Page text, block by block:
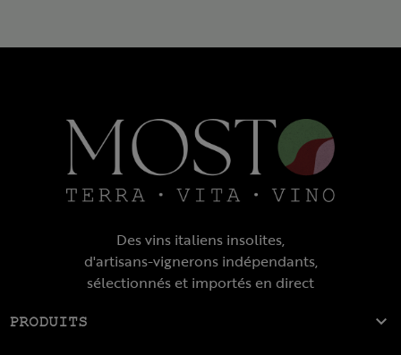
Des vins italiens insolites,
d'artisans-vignerons indépendants,
sélectionnés et importés en direct
PRODUITS 